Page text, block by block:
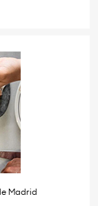
Madrid